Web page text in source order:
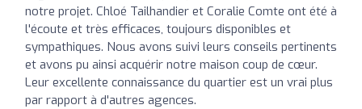
notre projet. Chloé Tailhandier et Coralie Comte ont été à
l'écoute et très efficaces, toujours disponibles et
sympathiques. Nous avons suivi leurs conseils pertinents
et avons pu ainsi acquérir notre maison coup de cœur.
Leur excellente connaissance du quartier est un vrai plus
par rapport à d'autres agences.